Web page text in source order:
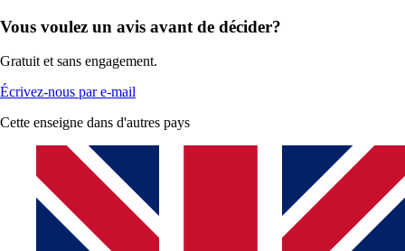
Vous voulez un avis avant de décider?
Gratuit et sans engagement.
Écrivez-nous par e-mail
Cette enseigne dans d'autres pays